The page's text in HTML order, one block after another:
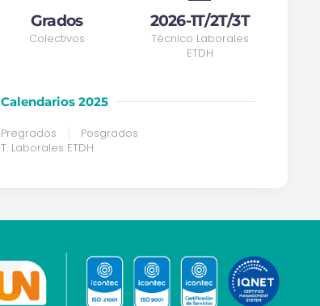
Grados
Colectivos
2026-1T/2T/3T
Técnico Laborales
ETDH
Calendarios 2025
Pregrados
Posgrados
T. Laborales ETDH